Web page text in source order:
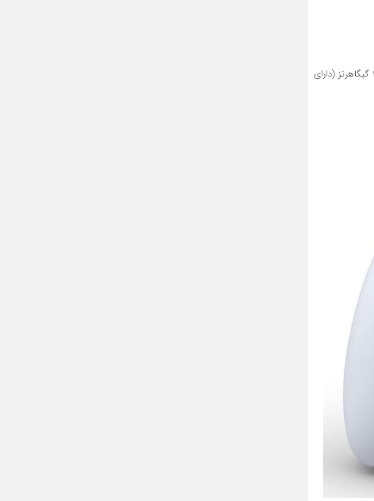
پردازنده گرافیکی: قدرت پردازشی ۱۰٫۲۸ ترافلاپس، مجهز به ۳۶ واحد محاسباتی با فرکانس پردازشی ۲٫۲۳ گیگاهرتز (دارای